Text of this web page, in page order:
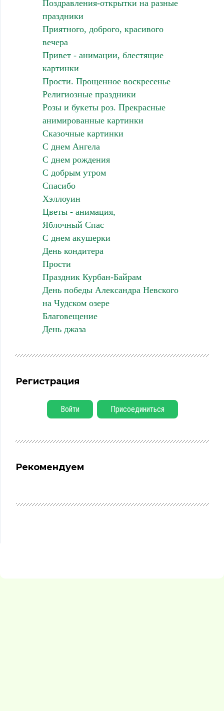
Поздравления-открытки на разные
праздники
Приятного, доброго, красивого
вечера
Привет - анимации, блестящие
картинки
Прости. Прощенное воскресенье
Религиозные праздники
Розы и букеты роз. Прекрасные
анимированные картинки
Сказочные картинки
С днем Ангела
С днем рождения
С добрым утром
Спасибо
Хэллоуин
Цветы - анимация,
Яблочный Спас
С днем акушерки
День кондитера
Прости
Праздник Курбан-Байрам
День победы Александра Невского
на Чудском озере
Благовещение
День джаза
Регистрация
Войти Присоединиться
Рекомендуем